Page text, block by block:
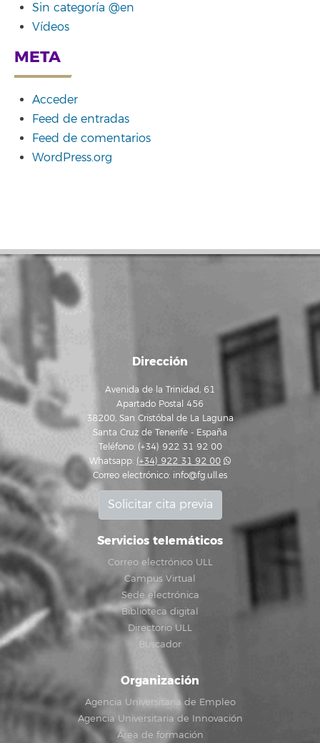
Sin categoría @en
Vídeos
META
Acceder
Feed de entradas
Feed de comentarios
WordPress.org
Dirección
Avenida de la Trinidad, 61
Apartado Postal 456
38200, San Cristóbal de La Laguna
Santa Cruz de Tenerife - España
Teléfono: (+34) 922 31 92 00
Whatsapp: (+34) 922 31 92 00
Correo electrónico: info@fg.ull.es
Solicitar cita previa
Servicios telemáticos
Correo electrónico ULL
Campus Virtual
Sede electrónica
Biblioteca digital
Directorio ULL
Buscador
Organización
Agencia Universitaria de Empleo
Agencia Universitaria de Innovación
Área de formación